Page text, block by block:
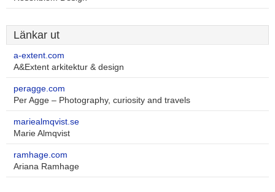
Länkar ut
a-extent.com
A&Extent arkitektur & design
peragge.com
Per Agge – Photography, curiosity and travels
mariealmqvist.se
Marie Almqvist
ramhage.com
Ariana Ramhage